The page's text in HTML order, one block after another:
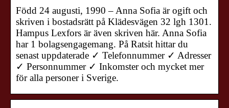
Född 24 augusti, 1990 – Anna Sofia är ogift och
skriven i bostadsrätt på Klädesvägen 32 lgh 1301.
Hampus Lexfors är även skriven här. Anna Sofia
har 1 bolagsengagemang. På Ratsit hittar du
senast uppdaterade ✓ Telefonnummer ✓ Adresser
✓ Personnummer ✓ Inkomster och mycket mer
för alla personer i Sverige.